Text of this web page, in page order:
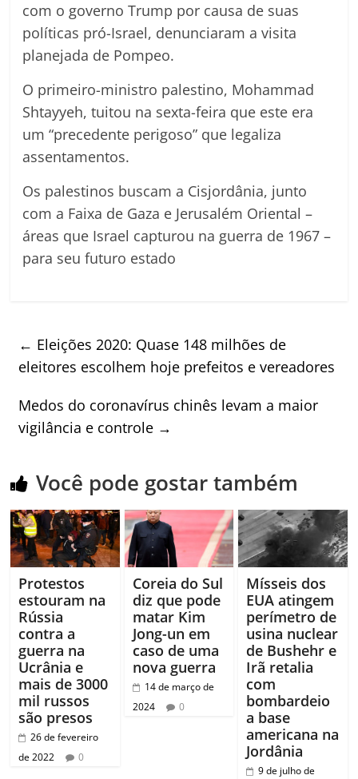
com o governo Trump por causa de suas
políticas pró-Israel, denunciaram a visita
planejada de Pompeo.
O primeiro-ministro palestino, Mohammad
Shtayyeh, tuitou na sexta-feira que este era
um “precedente perigoso” que legaliza
assentamentos.
Os palestinos buscam a Cisjordânia, junto
com a Faixa de Gaza e Jerusalém Oriental –
áreas que Israel capturou na guerra de 1967 –
para seu futuro estado
← Eleições 2020: Quase 148 milhões de
eleitores escolhem hoje prefeitos e vereadores
Medos do coronavírus chinês levam a maior
vigilância e controle →
Você pode gostar também
Protestos
estouram na
Rússia
contra a
guerra na
Ucrânia e
mais de 3000
mil russos
são presos
26 de fevereiro
de 2022
0
Coreia do Sul
diz que pode
matar Kim
Jong-un em
caso de uma
nova guerra
14 de março de
2024
0
Mísseis dos
EUA atingem
perímetro de
usina nuclear
de Bushehr e
Irã retalia
com
bombardeio
a base
americana na
Jordânia
9 de julho de